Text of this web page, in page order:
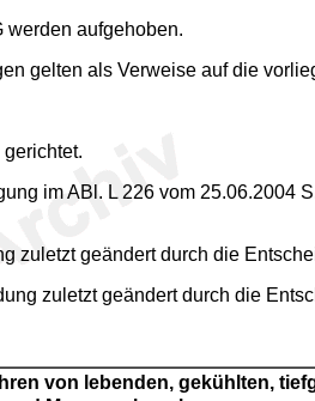
werden aufgehoben.
gelten als Verweise auf die
im ABl. L 226 vom
zuletzt geändert durch die
zuletzt geändert durch die
von lebenden, gekühlten,